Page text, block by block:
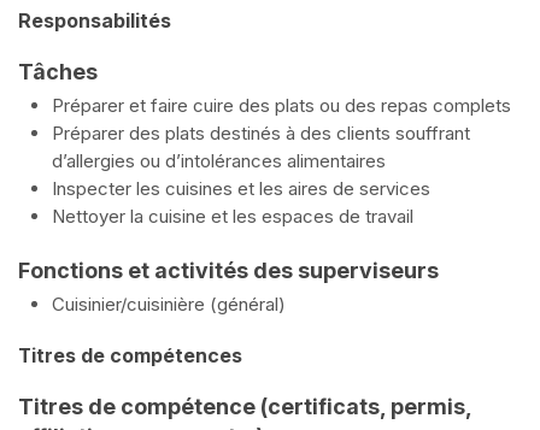
Responsabilités
Tâches
Préparer et faire cuire des plats ou des repas complets
Préparer des plats destinés à des clients souffrant
d’allergies ou d’intolérances alimentaires
Inspecter les cuisines et les aires de services
Nettoyer la cuisine et les espaces de travail
Fonctions et activités des superviseurs
Cuisinier/cuisinière (général)
Titres de compétences
Titres de compétence (certificats, permis,